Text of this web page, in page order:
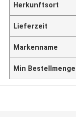
Herkunftsort
Lieferzeit
Markenname
Min Bestellmenge